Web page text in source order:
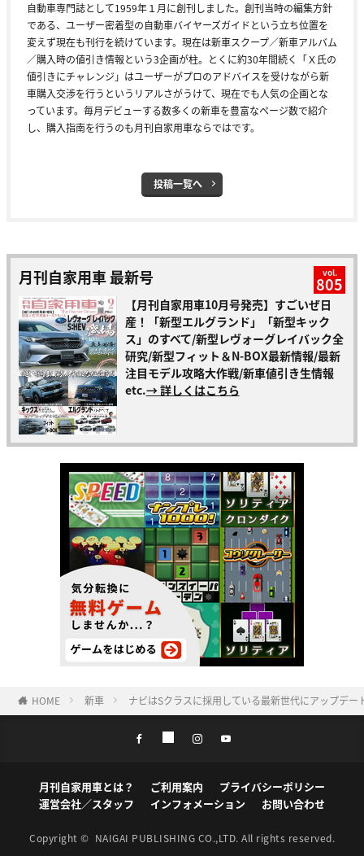
自動車専門誌として1959年１月に創刊しました。創刊当時の編集方針
である、ユーザー密着型の自動車バイヤーズガイドという立ち位置を
変えず現在も刊行を続けています。現在は新車スクープ／新車アルバム
／購入時の値引き情報という3企画が柱。とくに約30年間続く「Ｘ氏の
値引きにチャレンジ」はユーザーがプロのアドバイスを受けながら新
車購入交渉を行うというリアルさがうけて、現在でも人気の企画とな
っています。毎月デビューする数多くの新車を豊富なページ数で紹介
し、購入指南を行うのも月刊自家用車ならではです。
投稿一覧へ
月刊自家用車 最新号 vol.
805
【月刊自家用車10月号発売】すごいぜ日
産！「新型エルグランド」「新型キック
ス」のすべて/新型レヴォーグレイバック全
研究/新型フィット＆N-BOX最新情報/最新
注目モデル攻略大作戦/新車値引き生情報
etc.→ 詳しくはこちら
HOME 新車 ナビはSクラスに採用している最新世代にアップデ
月刊自家用車とは？ ご利用案内
プライバシーポリシー
運営会社／スタッフ
インフォメーション お問い合わせ
Copyright © NAIGAI PUBLISHING CO.,LTD. All rights reserved.